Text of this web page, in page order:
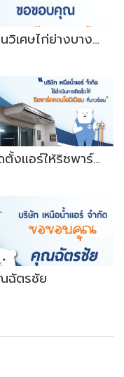
ร้านวิเศษไก่ย่างบางโพ
ติดตั้งแอร์ให้ริชพาร์คคอนโดมิเนียม ที่บางซ่อน
ฉัตรชัย